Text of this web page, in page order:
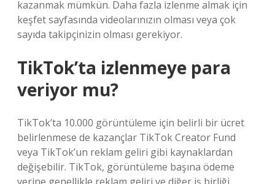
kazanmak mümkün. Daha fazla izlenme almak için
keşfet sayfasında videolarınızın olması veya çok
sayıda takipçinizin olması gerekiyor.
TikTok’ta izlenmeye para
veriyor mu?
TikTok’ta 10.000 görüntüleme için belirli bir ücret
belirlenmese de kazançlar TikTok Creator Fund
veya TikTok’un reklam geliri gibi kaynaklardan
değişebilir. TikTok, görüntüleme başına ödeme